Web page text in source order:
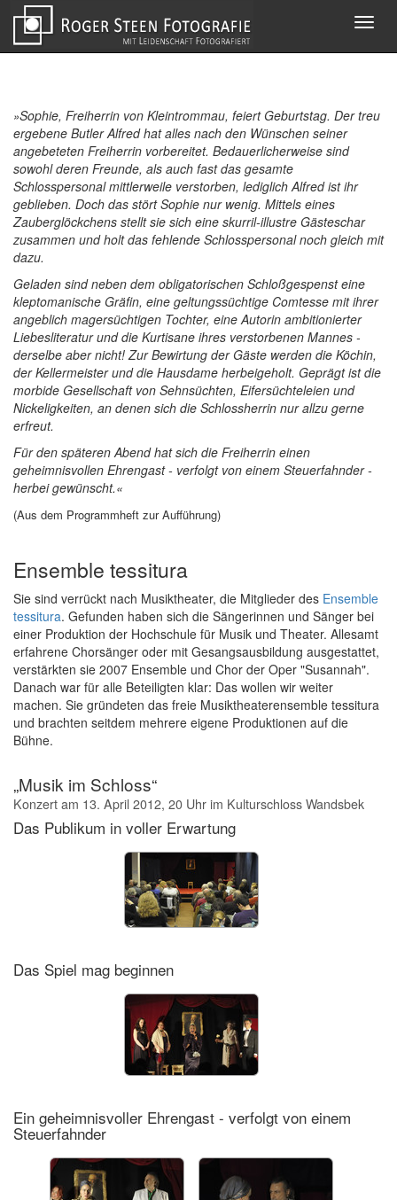
»Sophie, Freiherrin von Kleintrommau, feiert Geburtstag. Der treu
ergebene Butler Alfred hat alles nach den Wünschen seiner
angebeteten Freiherrin vorbereitet. Bedauerlicherweise sind
sowohl deren Freunde, als auch fast das gesamte
Schlosspersonal mittlerweile verstorben, lediglich Alfred ist ihr
geblieben. Doch das stört Sophie nur wenig. Mittels eines
Zauberglöckchens stellt sie sich eine skurril-illustre Gästeschar
zusammen und holt das fehlende Schlosspersonal noch gleich mit
dazu.
Geladen sind neben dem obligatorischen Schloßgespenst eine
kleptomanische Gräfin, eine geltungssüchtige Comtesse mit ihrer
angeblich magersüchtigen Tochter, eine Autorin ambitionierter
Liebesliteratur und die Kurtisane ihres verstorbenen Mannes -
derselbe aber nicht! Zur Bewirtung der Gäste werden die Köchin,
der Kellermeister und die Hausdame herbeigeholt. Geprägt ist die
morbide Gesellschaft von Sehnsüchten, Eifersüchteleien und
Nickeligkeiten, an denen sich die Schlossherrin nur allzu gerne
erfreut.
Für den späteren Abend hat sich die Freiherrin einen
geheimnisvollen Ehrengast - verfolgt von einem Steuerfahnder -
herbei gewünscht.«
(Aus dem Programmheft zur Aufführung)
Ensemble tessitura
Sie sind verrückt nach Musiktheater, die Mitglieder des Ensemble
tessitura. Gefunden haben sich die Sängerinnen und Sänger bei
einer Produktion der Hochschule für Musik und Theater. Allesamt
erfahrene Chorsänger oder mit Gesangsausbildung ausgestattet,
verstärkten sie 2007 Ensemble und Chor der Oper "Susannah".
Danach war für alle Beteiligten klar: Das wollen wir weiter
machen. Sie gründeten das freie Musiktheaterensemble tessitura
und brachten seitdem mehrere eigene Produktionen auf die
Bühne.
„Musik im Schloss“
Konzert am 13. April 2012, 20 Uhr im Kulturschloss Wandsbek
Das Publikum in voller Erwartung
Das Spiel mag beginnen
Ein geheimnisvoller Ehrengast - verfolgt von einem
Steuerfahnder